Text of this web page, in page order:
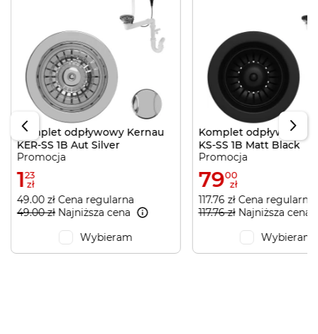
Komplet odpływowy Kernau
KER-SS 1B Aut Silver
Promocja
123
zł
49.00 zł Cena regularna
49.00 złNajniższa cena
Wybieram
Komplet odpływowy
KS-SS 1B Matt Black
Promocja
7900
zł
117.76 zł Cena regularna
117.76 złNajniższa cena
Wybieram